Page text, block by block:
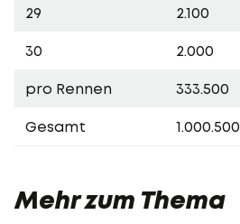
29 2.100
30 2.000
pro Rennen 333.500
Gesamt 1.000.500
Mehr zum Thema